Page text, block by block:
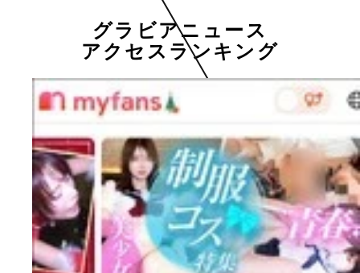
グラビアニュース
アクセスランキング